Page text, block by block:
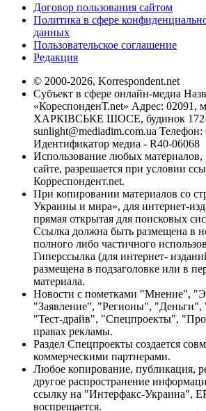
Договор пользования сайтом
Политика в сфере
данных
Пользовательское соглашение
Редакция
© 2000-2026, Korrespondent.net
Субъект в сфере онлайн-медиа
«КореспонденТ.net» Адрес: 02091,
ХАРКІВСЬКЕ ШОСЕ, будинок 172-
sunlight@mediadim.com.ua Телефон:
Идентификатор медиа - R40-06068
Использование любых
сайте, разрешается при условии
Корреспондент.net.
При копировании материалов со
Украины и мира», для интернет-
прямая открытая для поисковых
Ссылка должна быть размещена в
полного либо частичного
Гиперссылка (для интернет-
размещена в подзаголовке или в
материала.
Новости с пометками "Мнение",
"Заявление", "Регионы",
"Тест-драйв", "Спецпроекты",
правах рекламы.
Раздел Спецпроекты создается
коммерческими партнерами.
Любое копирование, публикация,
другое распространение
ссылку на "Интерфакс-Украина",
воспрещается.